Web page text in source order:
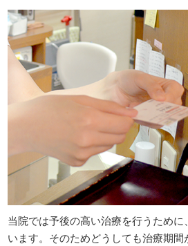
当院では予後の高い治療を行うために
います。そのためどうしても治療期